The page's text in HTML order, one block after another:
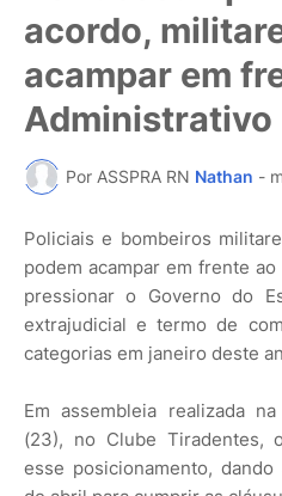
acordo,
acampar em
Administrativo
Por ASSPRA RN Nathan -
Policiais e bombeiros
podem acampar em frente
pressionar o Governo do
extrajudicial e termo de
categorias em janeiro deste
Em assembleia realizada
(23), no Clube Tiradentes,
esse posicionamento,